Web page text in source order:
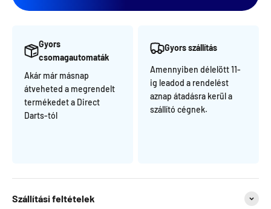
Gyors
csomagautomaták
Akár már másnap
átveheted a megrendelt
termékedet a Direct
Darts-tól
Gyors szállítás
Amennyiben délelött 11-
ig leadod a rendelést
aznap átadásra kerül a
szállító cégnek.
Szállítási feltételek